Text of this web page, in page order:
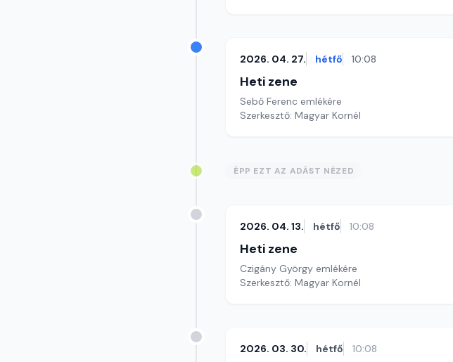
2026. 04. 27. hétfő 10:08
Heti zene
Sebő Ferenc emlékére
Szerkesztő: Magyar Kornél
ÉPP EZT AZ ADÁST NÉZED
2026. 04. 13. hétfő 10:08
Heti zene
Czigány György emlékére
Szerkesztő: Magyar Kornél
2026. 03. 30. hétfő 10:08